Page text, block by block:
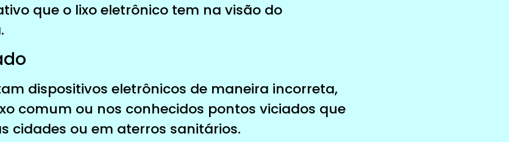
que o lixo eletrônico tem na visão do
dispositivos eletrônicos de maneira incorreta,
comum ou nos conhecidos pontos viciados que
cidades ou em aterros sanitários.